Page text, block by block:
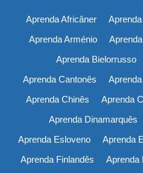
Aprenda Africâner
Aprenda Arménio
Aprenda Bielorrusso
Aprenda Cantonês
Aprenda Chinês
Aprenda
Aprenda Dinamarquês
Aprenda Esloveno
Aprenda
Aprenda Finlandês
Aprenda